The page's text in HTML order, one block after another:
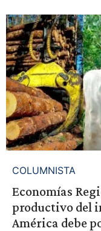
COLUMNISTA
Economías
productivo del
América debe